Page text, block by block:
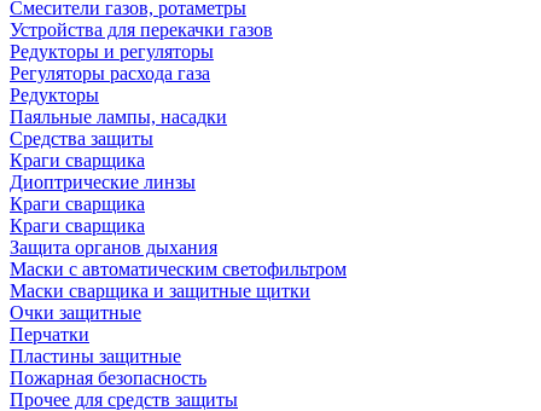
Смесители газов, ротаметры
Устройства для перекачки газов
Редукторы и регуляторы
Регуляторы расхода газа
Редукторы
Паяльные лампы, насадки
Средства защиты
Краги сварщика
Диоптрические линзы
Краги сварщика
Краги сварщика
Защита органов дыхания
Маски с автоматическим светофильтром
Маски сварщика и защитные щитки
Очки защитные
Перчатки
Пластины защитные
Пожарная безопасность
Прочее для средств защиты